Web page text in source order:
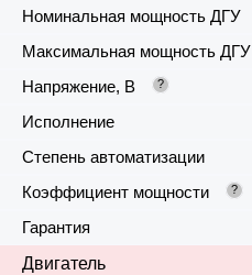
Номинальная мощность ДГУ
Максимальная мощность ДГУ
Напряжение, В ?
Исполнение
Степень автоматизации
Коэффициент мощности ?
Гарантия
Двигатель